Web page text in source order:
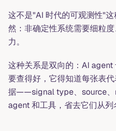
这不是"AI 时代的可观测性"
然：非确定性系统需要细粒
力。
这种关系是双向的：AI agent
要查得好，它得知道每张表代
据——signal type、source
agent 和工具，省去它们从列